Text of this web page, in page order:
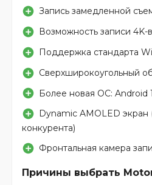
Запись замедленной
Возможность записи 4K-
Поддержка стандарта
Cверхширокоугольный
Более новая ОС: Android
Dynamic AMOLED экран
конкурента)
Фронтальная камера
Причины выбрать